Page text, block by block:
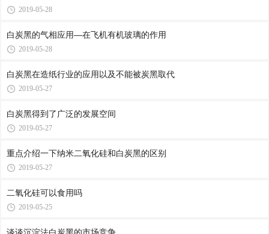
2019-05-28
白炭黑的气相应用—在飞机有机玻璃的作用
2019-05-28
白炭黑在造纸行业的应用以及不能被炭黑取代
2019-05-27
白炭黑得到了广泛的发展空间
2019-05-27
重点介绍一下纳米二氧化硅和白炭黑的区别
2019-05-27
二氧化硅可以食用吗
2019-05-25